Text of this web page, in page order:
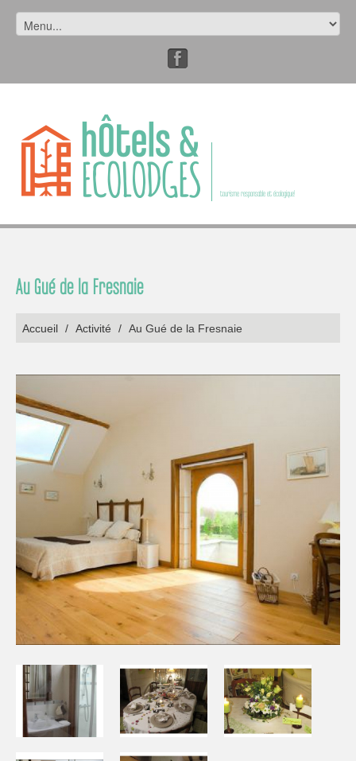
tourisme responsable et écologique!
Au Gué de la Fresnaie
Accueil / Activité / Au Gué de la Fresnaie